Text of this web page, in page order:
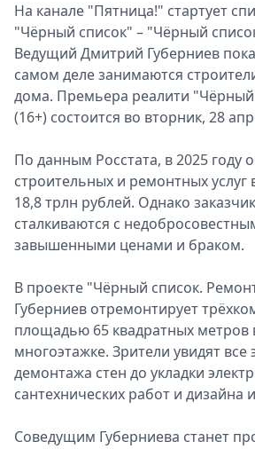
Скачай
Metro
На канале "Пятница!" стартует
"Чёрный список" – "Чёрный
Ведущий Дмитрий Губерниев
самом деле занимаются
дома. Премьера реалити
(16+) состоится во вторник, 28
По данным Росстата, в 2025 году
строительных и ремонтных услуг
18,8 трлн рублей. Однако
сталкиваются с
завышенными ценами и браком.
В проекте "Чёрный список.
Губерниев отремонтирует
площадью 65 квадратных метров
многоэтажке. Зрители увидят
демонтажа стен до укладки
сантехнических работ и дизайна
Соведущим Губерниева станет